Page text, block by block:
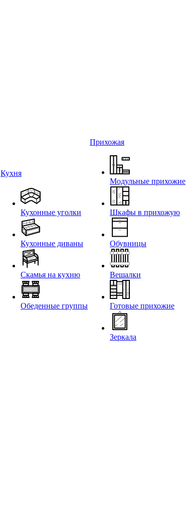
Кухня
Кухонные уголки
Кухонные диваны
Скамья на кухню
Обеденные группы
Прихожая
Модульные прихожие
Шкафы в прихожую
Обувницы
Вешалки
Готовые прихожие
Зеркала